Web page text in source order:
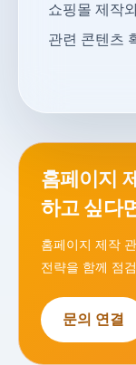
쇼핑몰 제작
관련 콘텐츠
홈페이지
하고 싶다
홈페이지 제작
전략을 함께 점
문의 연결